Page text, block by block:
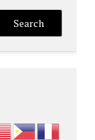
Search